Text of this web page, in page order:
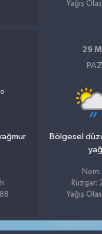
Yağış
°
29
Bölgesel
Rüzgar:
Yağış